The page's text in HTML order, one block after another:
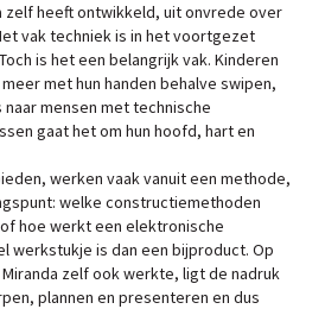
zelf heeft ontwikkeld, uit onvrede over
vak techniek is in het voortgezet
is het een belangrijk vak. Kinderen
met hun handen behalve swipen,
mensen met technische
gaat het om hun hoofd, hart en
werken vaak vanuit een methode,
welke constructiemethoden
hoe werkt een elektronische
werkstukje is dan een bijproduct. Op
zelf ook werkte, ligt de nadruk
plannen en presenteren en dus